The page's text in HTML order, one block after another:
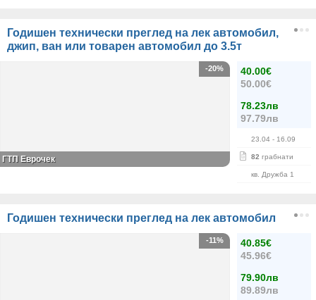
Годишен технически преглед на лек автомобил,
джип, ван или товарен автомобил до 3.5т
40.00€
50.00€
78.23лв
97.79лв
23.04 - 16.09
82 грабнати
кв. Дружба 1
-20%
ГТП Еврочек
Годишен технически преглед на лек автомобил
40.85€
45.96€
79.90лв
89.89лв
-11%